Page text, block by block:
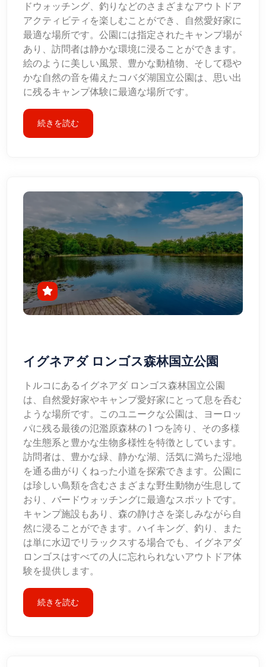
ドウォッチング、釣りなどのさまざまなアウトドア
アクティビティを楽しむことができ、自然愛好家に
最適な場所です。公園には指定されたキャンプ場が
あり、訪問者は静かな環境に浸ることができます。
絵のように美しい風景、豊かな動植物、そして穏や
かな自然の音を備えたコバダ湖国立公園は、思い出
に残るキャンプ体験に最適な場所です。
続きを読む
イグネアダ ロンゴス森林国立公園
トルコにあるイグネアダ ロンゴス森林国立公園
は、自然愛好家やキャンプ愛好家にとって息を呑む
ような場所です。このユニークな公園は、ヨーロッ
パに残る最後の氾濫原森林の 1 つを誇り、その多様
な生態系と豊かな生物多様性を特徴としています。
訪問者は、豊かな緑、静かな湖、活気に満ちた湿地
を通る曲がりくねった小道を探索できます。公園に
は珍しい鳥類を含むさまざまな野生動物が生息して
おり、バードウォッチングに最適なスポットです。
キャンプ施設もあり、森の静けさを楽しみながら自
然に浸ることができます。ハイキング、釣り、また
は単に水辺でリラックスする場合でも、イグネアダ
ロンゴスはすべての人に忘れられないアウトドア体
験を提供します。
続きを読む